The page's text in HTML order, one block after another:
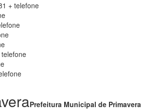
+ telefone
Prefeitura Municipal de Primavera